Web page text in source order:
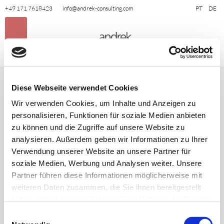
Diese Webseite verwendet Cookies
Wir verwenden Cookies, um Inhalte und Anzeigen zu
personalisieren, Funktionen für soziale Medien anbieten
zu können und die Zugriffe auf unsere Website zu
analysieren. Außerdem geben wir Informationen zu Ihrer
Verwendung unserer Website an unsere Partner für
soziale Medien, Werbung und Analysen weiter. Unsere
Partner führen diese Informationen möglicherweise mit
weiteren Daten zusammen, die Sie ihnen bereitgestellt
+49 171 7618423 info@andrek-consulting.com PT DE